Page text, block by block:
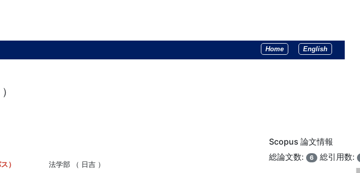
Home English
）
法学部 （ 日吉 ）
Scopus 論文情報
総論文数:
6 総引用数: